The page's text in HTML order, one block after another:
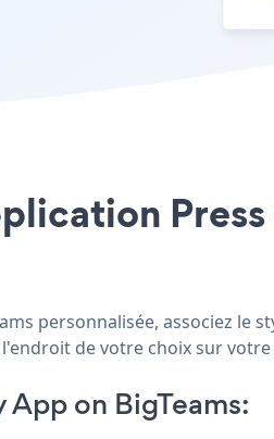
personnalisée, associez le
de votre choix sur votre
App on BigTeams: